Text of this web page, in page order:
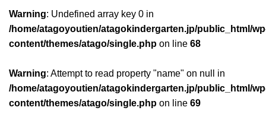
Warning: Undefined array key 0 in
/home/atagoyoutien/atagokindergarten.jp/public_html/
content/themes/atago/single.php on line 68
Warning: Attempt to read property "name" on null in
/home/atagoyoutien/atagokindergarten.jp/public_html/
content/themes/atago/single.php on line 69